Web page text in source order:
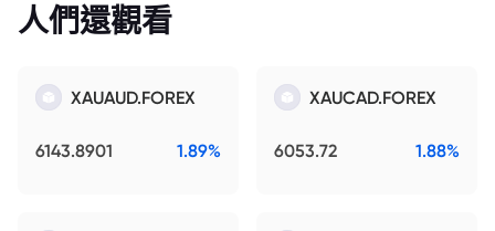
人們還觀看
XAUAUD.FOREX
6143.8901 1.89%
XAUCAD.FOREX
6053.72 1.88%